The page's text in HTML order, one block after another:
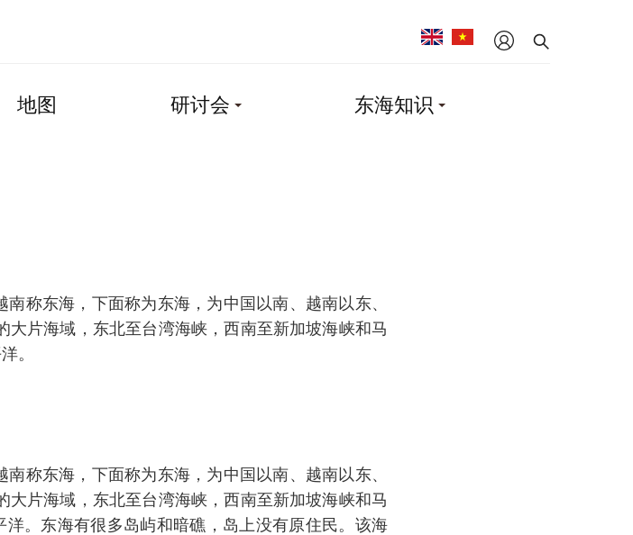
地图 研讨会 东海知识
称东海，下面称为东海，为中国以南、越南以东、
片海域，东北至台湾海峡，西南至新加坡海峡和马
。
称东海，下面称为东海，为中国以南、越南以东、
片海域，东北至台湾海峡，西南至新加坡海峡和马
。东海有很多岛屿和暗礁，岛上没有原住民。该海